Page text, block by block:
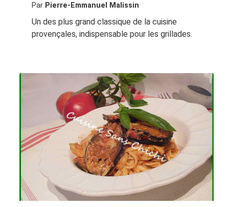
Par Pierre-Emmanuel Malissin
Un des plus grand classique de la cuisine
provençales, indispensable pour les grillades.